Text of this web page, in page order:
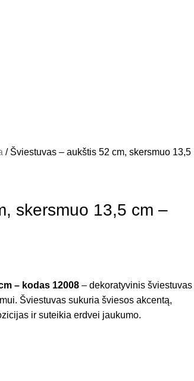
Šviestuvas – aukštis 52 cm, skersmuo 13,5
skersmuo 13,5 cm –
– kodas 12008 – dekoratyvinis šviestuvas
Šviestuvas sukuria šviesos akcentą,
ir suteikia erdvei jaukumo.